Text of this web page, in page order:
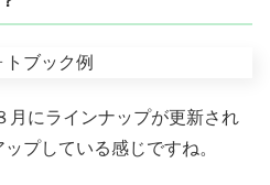
月にラインナップが更新され
プしている感じですね。